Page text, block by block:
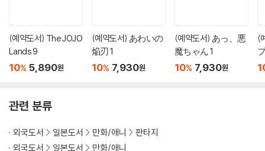
(예약도서) The JOJO
Lands 9
10% 5,890원
(예약도서) あわいの
焔刃 1
10% 7,930원
(예약도서) あっ、悪
魔ちゃん 1
10% 7,930원
(
관련 분류
외국도서 일본도서 만화/애니
판타지
외국도서
일본도서 만화/애니